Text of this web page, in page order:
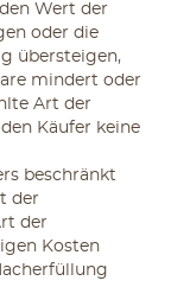
Wert der
oder die
übersteigen,
mindert oder
Art der
Käufer keine
beschränkt
der
der
Kosten